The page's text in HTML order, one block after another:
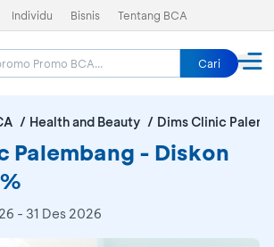
Individu Bisnis Tentang BCA
Cari
Health and Beauty Dims Clinic
Palembang - Diskon
- 31 Des 2026